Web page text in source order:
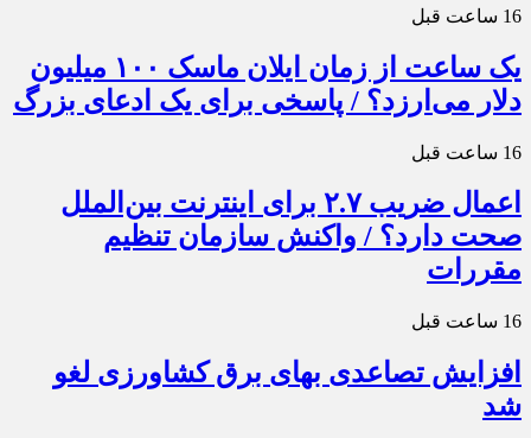
16 ساعت قبل
یک ساعت از زمان ایلان ماسک ۱۰۰ میلیون
دلار می‌ارزد؟ / پاسخی برای یک ادعای بزرگ
16 ساعت قبل
اعمال ضریب ۲.۷ برای اینترنت بین‌الملل
صحت دارد؟ / واکنش سازمان تنظیم
مقررات
16 ساعت قبل
افزایش تصاعدی بهای برق کشاورزی لغو
شد